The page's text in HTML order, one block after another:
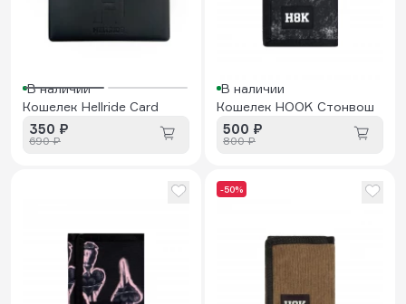
В наличии
Кошелек Hellride Card
350 ₽
690 ₽
В наличии
Кошелек HOOK Стонвош
500 ₽
800 ₽
-50%